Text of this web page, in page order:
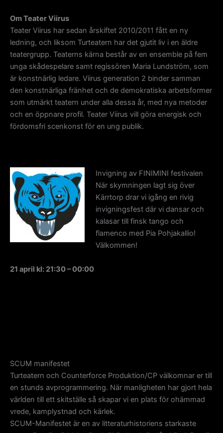
Om Teater Viirus
Teater Viirus har sedan årskiftet 2010/2011 fått en ny
ledning, och liksom Turteatern har det gjutit liv i en äldre
teatergrupp. Teaterns kärna består av en ensemble på fem
unga skådespelare samt regissören Maria Lundström, som
är konstnärlig ledare. Viirus generation 2 binder samman
den konstnärliga fränhet och de demokratiska arbetsformer
som utmärkt teatern under alla dessa år, med nya metoder
och en öppnare profil. Teater Viirus vill göra energisk och
fördomsfri scenkonst för en ung publik.
Invigning av FINIMINI festivalen
När skymningen lagt sig över
Kärrtorp drar vi igång en rivig
invigningsfest där vi dansar och
kalasar till finsk tango och
flamenco med Pia Pohjakallio!
Välkommen!
21 april kl: 21:30 – 00:00
SCUM manifestet
Turteatern och Counterforce Produktion/CP välkomnar er till
en stunds avprogrammering. När manligheten har gjort hela
världen till ett skitställe så skapar vi en plats för ohämmad
vrede, kamplystnad och kärlek.
SCUM-Manifestet är en av litteraturhistoriens starkaste